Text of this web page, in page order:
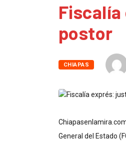
postor
CHIAPAS
General del Estado